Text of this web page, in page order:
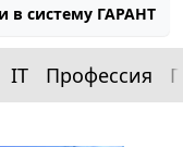
в систему ГАРАНТ
IT Профессия